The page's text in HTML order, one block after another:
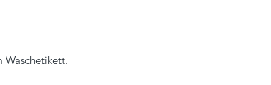
Waschetikett.